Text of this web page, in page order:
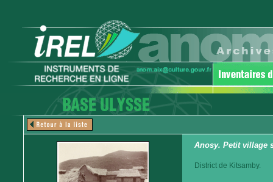
Anosy. Petit village
District de Kitsamby.